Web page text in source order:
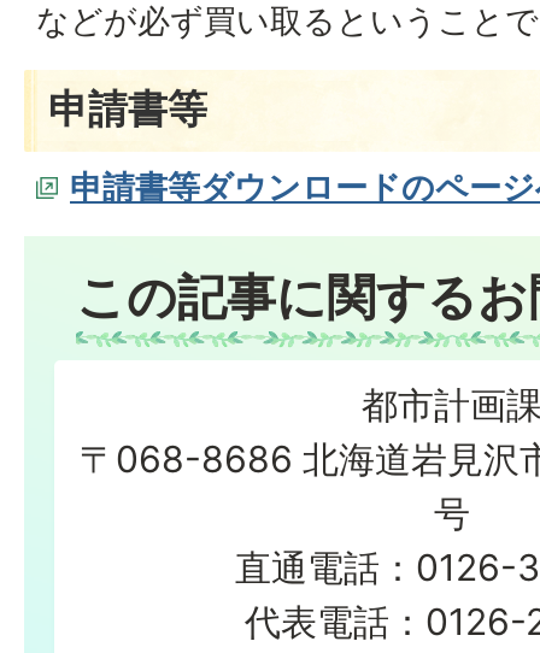
などが必ず買い取るということ
申請書等
申請書等ダウンロードのペー
この記事に関する
都市計画
〒068-8686 北海道岩見沢
号
直通電話：0126-
代表電話：0126-